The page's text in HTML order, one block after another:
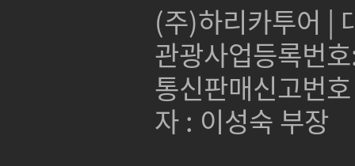
(주)하리카투어 |
관광사업등록번
통신판매신고번
자 : 이성숙 부장